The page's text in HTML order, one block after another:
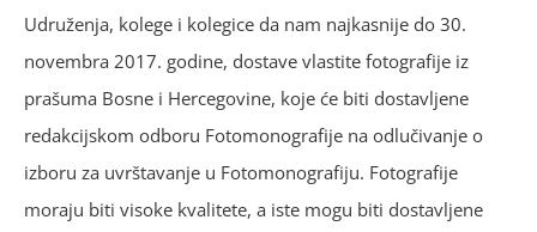
Udruženja, kolege i kolegice da nam najkasnije do 30.
novembra 2017. godine, dostave vlastite fotografije iz
prašuma Bosne i Hercegovine, koje će biti dostavljene
redakcijskom odboru Fotomonografije na odlučivanje o
izboru za uvrštavanje u Fotomonografiju. Fotografije
moraju biti visoke kvalitete, a iste mogu biti dostavljene